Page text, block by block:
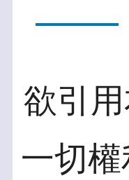
欲引
一切權